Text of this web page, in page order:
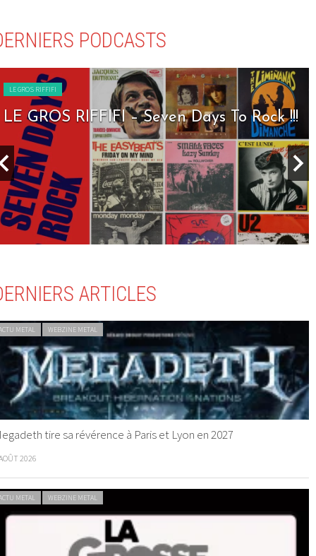
PODCASTS
LE GROS RIFFIFI
LE GROS RIFFIFI – Seven Days To Rock !!!
ARTICLES
METAL WEBZINE METAL
tire sa révérence à Paris et Lyon en 2027
2026
METAL WEBZINE METAL